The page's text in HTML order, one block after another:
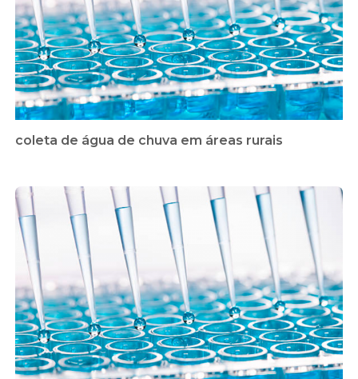
coleta de água de chuva em áreas rurais